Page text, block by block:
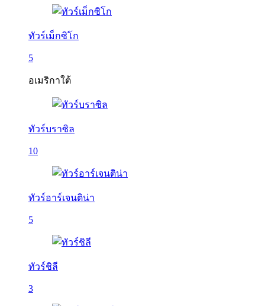
ทัวร์เม็กซิโก
5
อเมริกาใต้
ทัวร์บราซิล
10
ทัวร์อาร์เจนติน่า
5
ทัวร์ชิลี
3